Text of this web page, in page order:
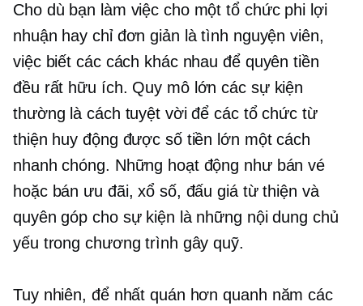
Cho dù bạn làm việc cho một tổ chức phi lợi
nhuận hay chỉ đơn giản là tình nguyện viên,
việc biết các cách khác nhau để quyên tiền
đều rất hữu ích. Quy mô lớn các sự kiện
thường là cách tuyệt vời để các tổ chức từ
thiện huy động được số tiền lớn một cách
nhanh chóng. Những hoạt động như bán vé
hoặc bán ưu đãi, xổ số, đấu giá từ thiện và
quyên góp cho sự kiện là những nội dung chủ
yếu trong chương trình gây quỹ.
Tuy nhiên, để nhất quán hơnquanh năm các